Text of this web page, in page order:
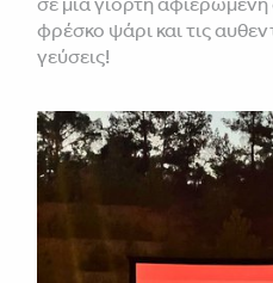
φρέσκο ψάρι και τις
γεύσεις!